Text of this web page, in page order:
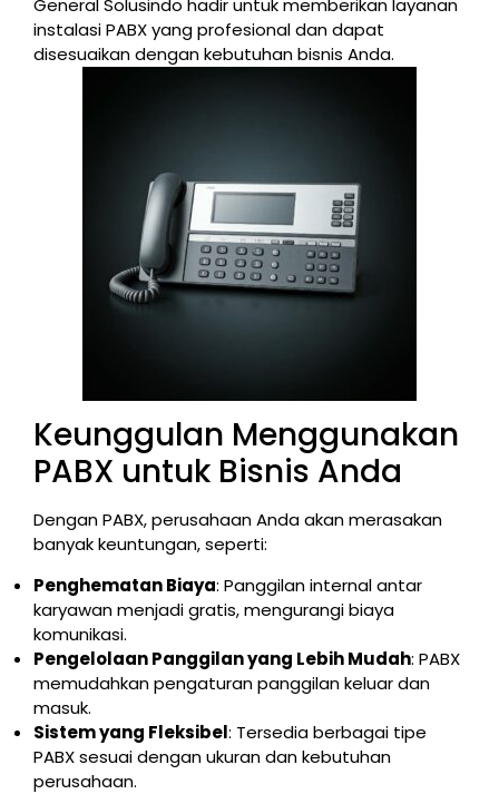
General Solusindo hadir untuk memberikan layanan
instalasi PABX yang profesional dan dapat
disesuaikan dengan kebutuhan bisnis Anda.
Keunggulan Menggunakan
PABX untuk Bisnis Anda
Dengan PABX, perusahaan Anda akan merasakan
banyak keuntungan, seperti:
Penghematan Biaya: Panggilan internal antar
karyawan menjadi gratis, mengurangi biaya
komunikasi.
Pengelolaan Panggilan yang Lebih Mudah: PABX
memudahkan pengaturan panggilan keluar dan
masuk.
Sistem yang Fleksibel: Tersedia berbagai tipe
PABX sesuai dengan ukuran dan kebutuhan
perusahaan.